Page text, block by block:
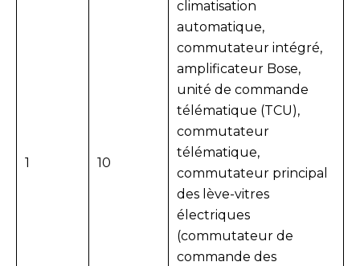
1 10
climatisation
automatique,
commutateur intégré,
amplificateur Bose,
unité de commande
télématique (TCU),
commutateur
télématique,
commutateur principal
des lève-vitres
électriques
(commutateur de
commande des